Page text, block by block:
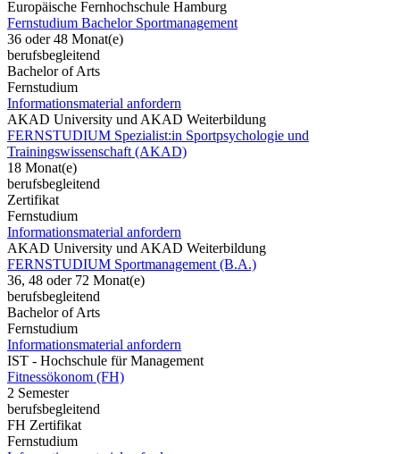
Europäische Fernhochschule Hamburg
Fernstudium Bachelor Sportmanagement
36 oder 48 Monat(e)
berufsbegleitend
Bachelor of Arts
Fernstudium
Informationsmaterial anfordern
AKAD University und AKAD Weiterbildung
FERNSTUDIUM Spezialist:in Sportpsychologie und
Trainingswissenschaft (AKAD)
18 Monat(e)
berufsbegleitend
Zertifikat
Fernstudium
Informationsmaterial anfordern
AKAD University und AKAD Weiterbildung
FERNSTUDIUM Sportmanagement (B.A.)
36, 48 oder 72 Monat(e)
berufsbegleitend
Bachelor of Arts
Fernstudium
Informationsmaterial anfordern
IST - Hochschule für Management
Fitnessökonom (FH)
2 Semester
berufsbegleitend
FH Zertifikat
Fernstudium